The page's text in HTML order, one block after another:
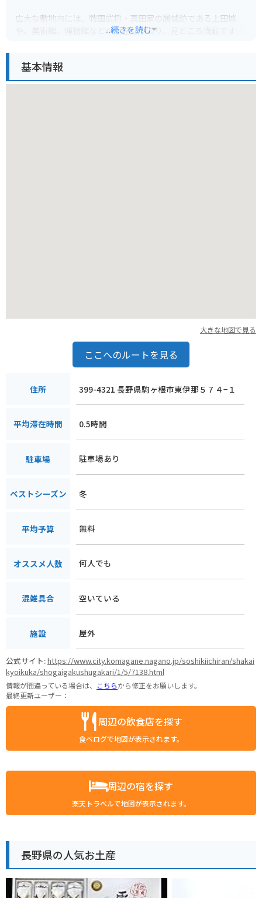
広大な敷地内には、戦国武将・真田家の居城跡である上田城
や、美術館、博物館などが点在しており、見どころ満載です。
見客で賑わいます。
周辺にはお土産屋さんや食事処もあるので、ゆっくりと散策を
...続きを読む
基本情報
大きな地図で見る
ここへのルートを見る
住所 399-4321 長野県駒ヶ根市東伊那５７４−１
平均滞在時間 0.5時間
駐車場 駐車場あり
ベストシーズン 冬
平均予算 無料
オススメ人数 何人でも
混雑具合 空いている
施設 屋外
公式サイト:https://www.city.komagane.nagano.jp/soshikiichiran/shakai
kyoikuka/shogaigakushugakari/1/5/7138.html
情報が間違っている場合は、 こちらから修正をお願いします。
最終更新ユーザー：
周辺の飲食店を探す
食べログで地図が表示されます。
周辺の宿を探す
楽天トラベルで地図が表示されます。
長野県の人気お土産